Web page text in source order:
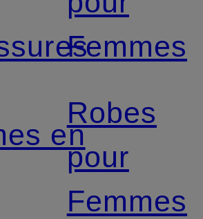
en
Femmes
Robes
pour
Femmes